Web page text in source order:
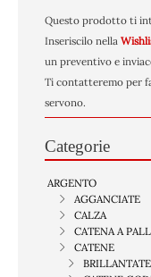
Questo prodotto ti
Inseriscilo nella
un preventivo e
Ti contatteremo per
servono.
Categorie
ARGENTO
AGGANCIATE
CALZA
CATENA A
CATENE
BRILLANTATE